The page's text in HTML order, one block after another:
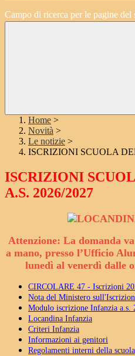
Campo di ricerca per le pagine del
Home >
Novità >
Le notizie >
ISCRIZIONI SCUOLA
ISCRIZIONI
A.S. 2026/2027
Attenzione: La domanda
a mano, presso l’Ufficio
lunedì al venerdì dalle
CIRCOLARE 47 - Iscrizioni
Nota del Ministero
Modulo iscrizione Infanzia a.s.
Locandina Infanzia
Criteri Infanzia
Informazioni ai genitori
Regolamenti interni della scuola